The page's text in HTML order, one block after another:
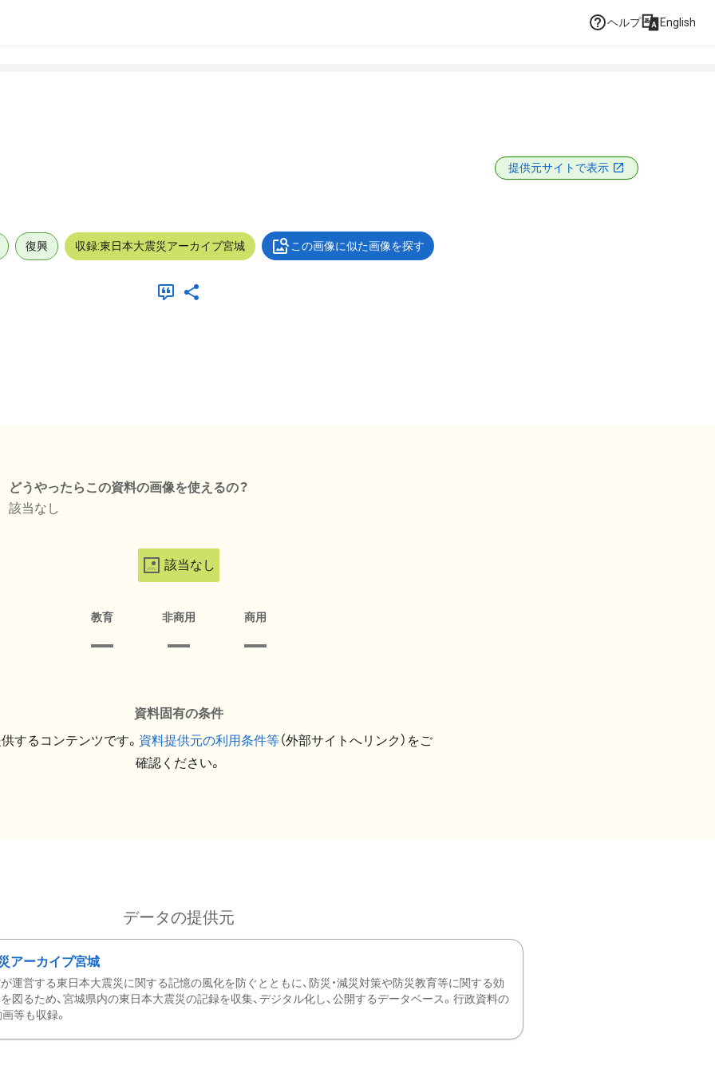
ヘルプ English
提供元サイトで表示
復興 収録:東日本大震災アーカイブ宮城 この画像に似た画像を探す
どうやったらこの資料の画像を使えるの？
該当なし
該当なし
教育 非商用 商用
資料固有の条件
するコンテンツです。 資料提供元の利用条件等（外部サイトへリンク）をご
確認ください。
データの提供元
アーカイブ宮城
運営する東日本大震災に関する記憶の風化を防ぐとともに、防災・減災対策や防災教育等に関する効
図るため、宮城県内の東日本大震災の記録を収集、デジタル化し、公開するデータベース。行政資料の
等も収録。